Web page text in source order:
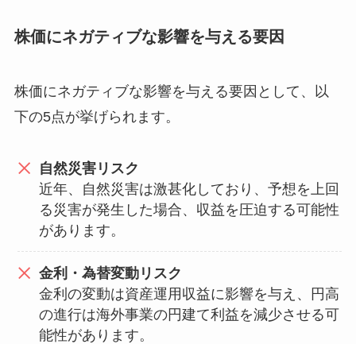
株価にネガティブな影響を与える要因
株価にネガティブな影響を与える要因として、以
下の5点が挙げられます。
自然災害リスク
近年、自然災害は激甚化しており、予想を上回
る災害が発生した場合、収益を圧迫する可能性
があります。
金利・為替変動リスク
金利の変動は資産運用収益に影響を与え、円高
の進行は海外事業の円建て利益を減少させる可
能性があります。